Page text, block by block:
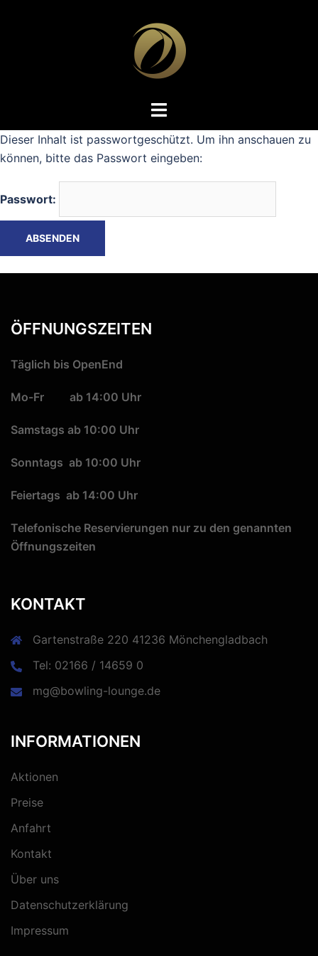
Dieser Inhalt ist passwortgeschützt. Um ihn anschauen zu
können, bitte das Passwort eingeben:
Passwort:
ÖFFNUNGSZEITEN
Täglich bis OpenEnd
Mo-Fr ab 14:00 Uhr
Samstags ab 10:00 Uhr
Sonntags ab 10:00 Uhr
Feiertags ab 14:00 Uhr
Telefonische Reservierungen nur zu den genannten
Öffnungszeiten
KONTAKT
Gartenstraße 220 41236 Mönchengladbach
Tel: 02166 / 14659 0
mg@bowling-lounge.de
INFORMATIONEN
Aktionen
Preise
Anfahrt
Kontakt
Über uns
Datenschutzerklärung
Impressum